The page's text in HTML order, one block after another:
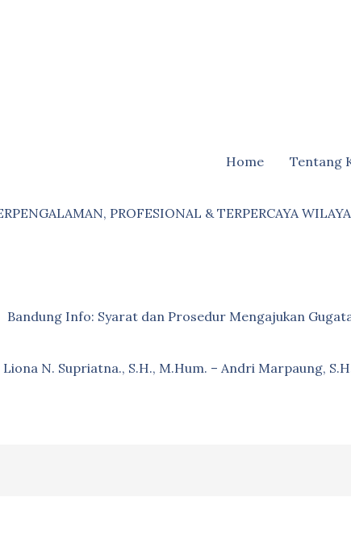
Home Tentang
PROFESIONAL & TERPERCAYA
Bandung Info: Syarat dan Prosedur Mengajukan
N. Supriatna., S.H., M.Hum. – Andri Marpaung,